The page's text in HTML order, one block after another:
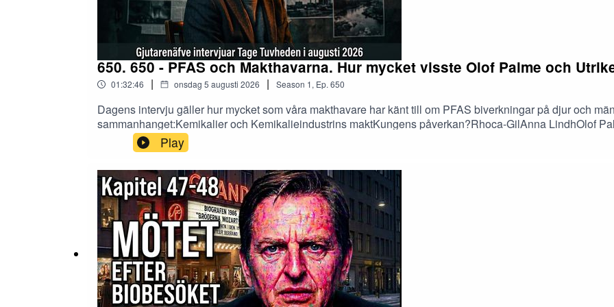
650. 650 - PFAS och Makthavarna. Hur mycket visste Olof Palme och
01:32:46 | onsdag 5 augusti 2026 | Season 1, Ep. 650
Dagens intervju gäller hur mycket som våra makthavare har känt till om PFAS biverkningar på djur och
sammanhanget:Kemikalier och Kemikalieindustrins maktKungens påverkan?Rhoca-GilAnna LindhOlof
PakMiljökonsekvenserVindkraftDjurlivEffekter på människors hälsaKung AneFrämmestadIntervjuad Tage
GjutarenäfvePs. Alla mina intervjuer som finns på Acast och Spotify, ligger under namnet "Thomas
premiärtid, på Youtube under min kanal "Thomas Gjutarenäfve".#thomasgjutarenäfve
#politik #Bryssel #EU #riksdagen #gjutarenäfve #argamannen #Sociialdemokraterna #Regeringen
#paneldebatt #Claeshedberg #birgerschlaug #göstasöderström #olofpalme
Play